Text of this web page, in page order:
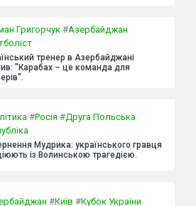
Григорчук#Азербайджан
тренер в Азербайджані
"Карабах – це команда для
#Росія #Друга Польська
Мудрика: українського гравця
із Волинською трагедією.
#Київ #Кубок України